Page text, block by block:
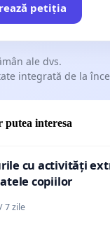
petiția
ale dvs.
integrată de la
putea interesa
cu activități
copiilor
7 zile